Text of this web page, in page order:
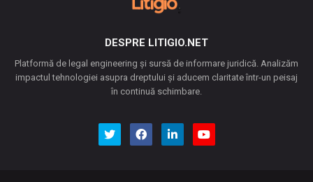
DESPRE LITIGIO.NET
Platformă de legal engineering și sursă de informare juridică. Analizăm
impactul tehnologiei asupra dreptului și aducem claritate într-un peisaj
în continuă schimbare.